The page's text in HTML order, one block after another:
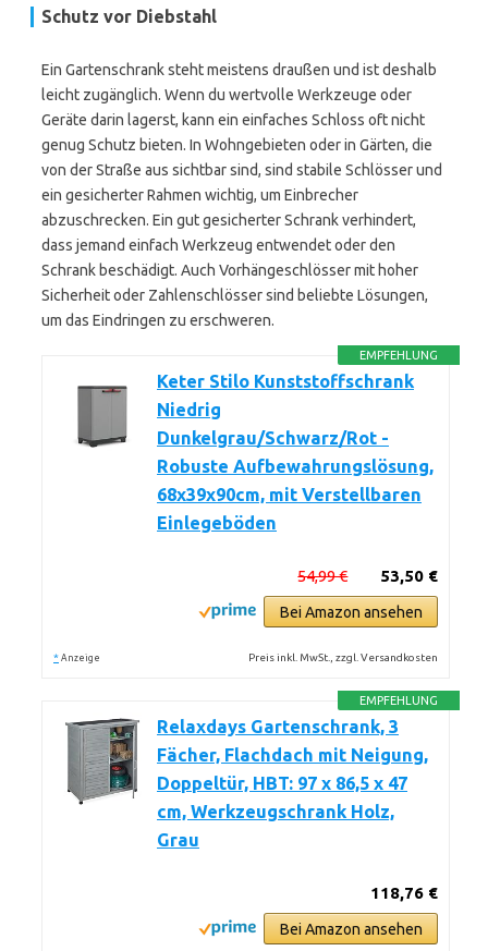
Schutz vor Diebstahl
Ein Gartenschrank steht meistens draußen und ist deshalb
leicht zugänglich. Wenn du wertvolle Werkzeuge oder
Geräte darin lagerst, kann ein einfaches Schloss oft nicht
genug Schutz bieten. In Wohngebieten oder in Gärten, die
von der Straße aus sichtbar sind, sind stabile Schlösser und
ein gesicherter Rahmen wichtig, um Einbrecher
abzuschrecken. Ein gut gesicherter Schrank verhindert,
dass jemand einfach Werkzeug entwendet oder den
Schrank beschädigt. Auch Vorhängeschlösser mit hoher
Sicherheit oder Zahlenschlösser sind beliebte Lösungen,
um das Eindringen zu erschweren.
EMPFEHLUNG
Keter Stilo Kunststoffschrank
Niedrig
Dunkelgrau/Schwarz/Rot -
Robuste Aufbewahrungslösung,
68x39x90cm, mit Verstellbaren
Einlegeböden
53,50 €
54,99 €
Bei Amazon ansehen
* Anzeige Preis inkl. MwSt., zzgl. Versandkosten
EMPFEHLUNG
Relaxdays Gartenschrank, 3
Fächer, Flachdach mit Neigung,
Doppeltür, HBT: 97 x 86,5 x 47
cm, Werkzeugschrank Holz,
Grau
118,76 €
Bei Amazon ansehen